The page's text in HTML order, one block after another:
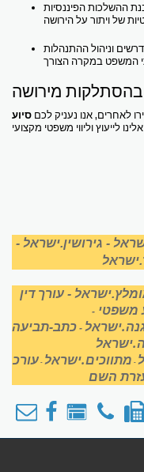
ההשלכות הפיננסיות
וניהול ההתנהלות
בהסתלקות מירושה
לאחרים, אנו נעניק לכם סיוע
- גירושין.ישראל -
- עורך דין
משפטי -
- כתב-תביעה
- מתווכים.ישראל - עורכ
השם